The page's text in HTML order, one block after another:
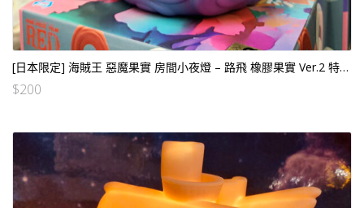
[日本限定] 海賊王 惡魔果實 房間小夜燈 – 路飛 橡膠果實 Ver.2 特別色
$200